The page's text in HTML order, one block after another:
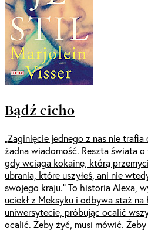
Bądź cicho
„Zaginięcie jednego z nas nie
żadna wiadomość. Reszta świata
gdy wciąga kokainę, którą
ubrania, które uszyłeś, ani nie
swojego kraju.” To historia Alexa,
uciekł z Meksyku i odbywa staż na
uniwersytecie, próbując ocalić
ocalić. Żeby żyć, musi mówić.